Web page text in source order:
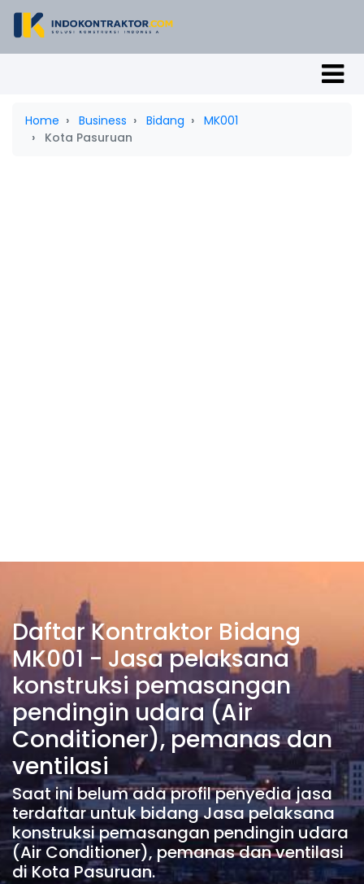
Home Business Bidang
MK001
Kota Pasuruan
Daftar Kontraktor Bidang
MK001 - Jasa pelaksana
konstruksi pemasangan
pendingin udara (Air
Conditioner), pemanas dan
ventilasi
Saat ini belum ada profil penyedia jasa
terdaftar untuk bidang Jasa pelaksana
konstruksi pemasangan pendingin udara
(Air Conditioner), pemanas dan ventilasi
di Kota Pasuruan.